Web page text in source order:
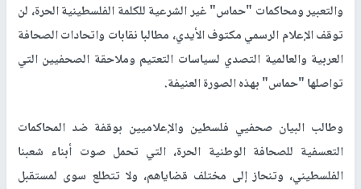
والتعبير ومحاكمات "حماس" غير الشرعية للكلمة الفلسطينية الحرة، لن
توقف الإعلام الرسمي مكتوف الأيدي، مطالبا نقابات واتحادات الصحافة
العربية والعالمية التصدي لسياسات التعتيم وملاحقة الصحفيين التي
تواصلها "حماس" بهذه الصورة العنيفة.
وطالب البيان صحفيي فلسطين والإعلاميين بوقفة ضد المحاكمات
التعسفية للصحافة الوطنية الحرة، التي تحمل صوت أبناء شعبنا
الفلسطيني، وتنحاز إلى مختلف قضاياهم، ولا تتطلع سوى لمستقبل